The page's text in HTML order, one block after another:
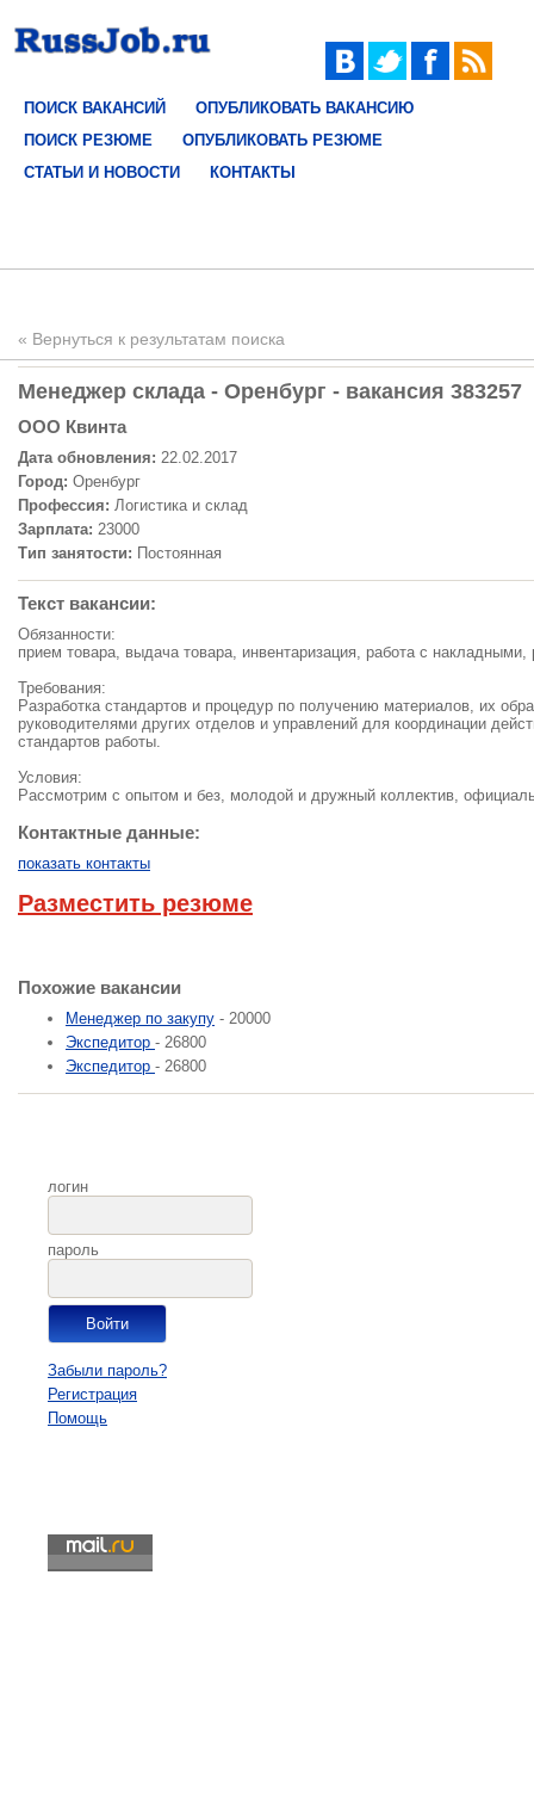
ПОИСК ВАКАНСИЙ
ОПУБЛИКОВАТЬ ВАКАНСИЮ
ПОИСК РЕЗЮМЕ
ОПУБЛИКОВАТЬ РЕЗЮМЕ
СТАТЬИ И НОВОСТИ
КОНТАКТЫ
« Вернуться к результатам поиска
Менеджер склада - Оренбург - вакансия 383257
OOO Квинта
Дата обновления: 22.02.2017
Город: Оренбург
Профессия: Логистика и склад
Зарплата: 23000
Тип занятости: Постоянная
Текст вакансии:
Обязанности:
прием товара, выдача товара, инвентаризация, работа с
Требования:
Разработка стандартов и процедур по получению материалов, их
руководителями других отделов и управлений для координации
стандартов работы.
Условия:
Рассмотрим с опытом и без, молодой и дружный коллектив,
Контактные данные:
показать контакты
Разместить резюме
Похожие вакансии
Менеджер по закупу - 20000
Экспедитор - 26800
Экспедитор - 26800
логин
пароль
Забыли пароль?
Регистрация
Помощь